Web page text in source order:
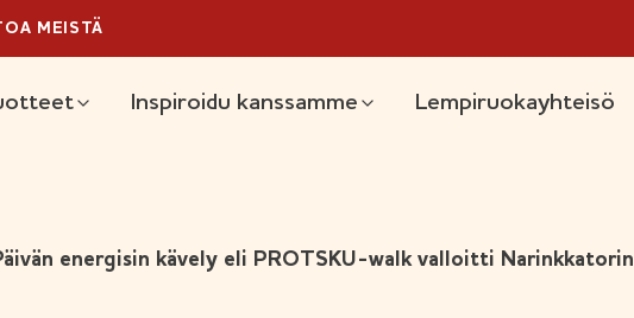
MEISTÄ
Inspiroidu kanssamme Lempiruokayhteisö
energisin kävely eli PROTSKU-walk valloitti Narinkkatorin